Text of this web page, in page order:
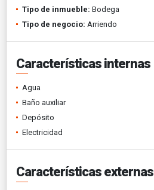
Tipo de inmueble: Bodega
Tipo de negocio: Arriendo
Características internas
Agua
Baño auxiliar
Depósito
Electricidad
Características externas